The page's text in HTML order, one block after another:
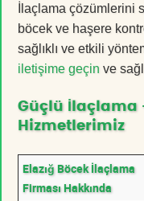
İlaçlama çözümlerini
böcek ve haşere
sağlıklı ve etkili
iletişime geçin ve
Güçlü İlaçlama
Hizmetlerimiz
Elazığ Böcek İlaçlama
Firması Hakkında